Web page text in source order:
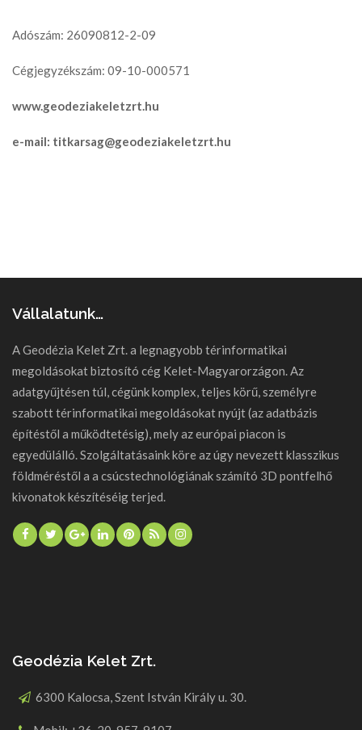
Adószám: 26090812-2-09
Cégjegyzékszám: 09-10-000571
www.geodeziakeletzrt.hu
e-mail: titkarsag@geodeziakeletzrt.hu
Vállalatunk…
A Geodézia Kelet Zrt. a legnagyobb térinformatikai
megoldásokat biztosító cég Kelet-Magyarorzágon. Az
adatgyűjtésen túl, cégünk komplex, teljes körű, személyre
szabott térinformatikai megoldásokat nyújt (az adatbázis
építéstől a működtetésig), mely az európai piacon is
egyedülálló. Szolgáltatásaink köre az úgy nevezett klasszikus
földméréstől a a csúcstechnológiának számító 3D pontfelhő
kivonatok készítéséig terjed.
Geodézia Kelet Zrt.
6300 Kalocsa, Szent István Király u. 30.